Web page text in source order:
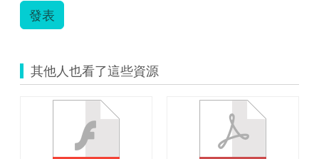
發表
其他人也看了這些資源